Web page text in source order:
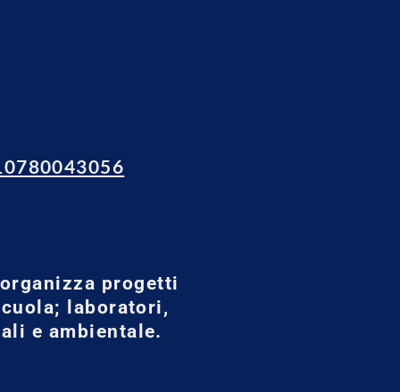
progetti
laboratori,
e ambientale.